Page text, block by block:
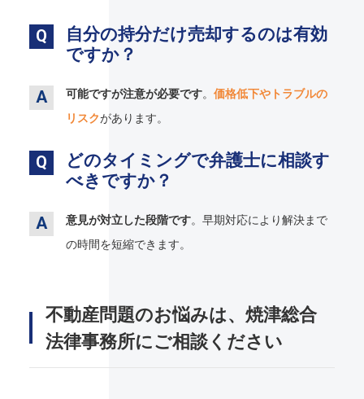
自分の持分だけ売却するのは有効
ですか？
可能ですが注意が必要です。 価格低下やトラブルの
リスクがあります。
どのタイミングで弁護士に相談す
べきですか？
意見が対立した段階です。早期対応により解決まで
の時間を短縮できます。
不動産問題のお悩みは、焼津総合
法律事務所にご相談ください